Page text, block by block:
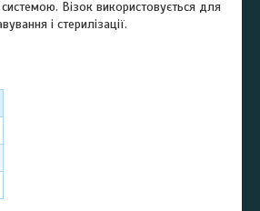
Візок використовується для
і стерилізації.